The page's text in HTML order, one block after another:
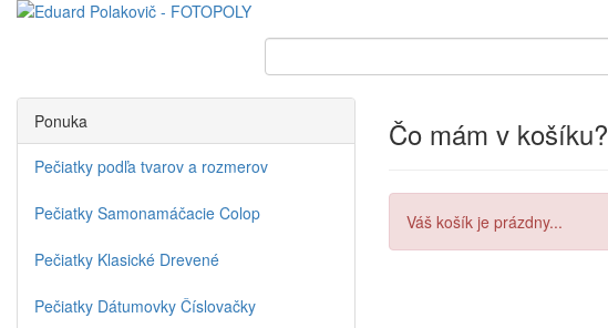
Čo mám v košíku?
Váš košík je prázdny...
Ponuka
Pečiatky podľa tvarov a rozmerov
Pečiatky Samonamáčacie Colop
Pečiatky Klasické Drevené
Pečiatky Dátumovky Číslovačky